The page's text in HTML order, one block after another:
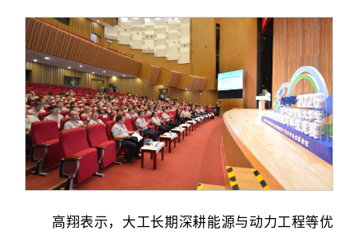
高翔表示，大工长期深耕能源与动力工程等优